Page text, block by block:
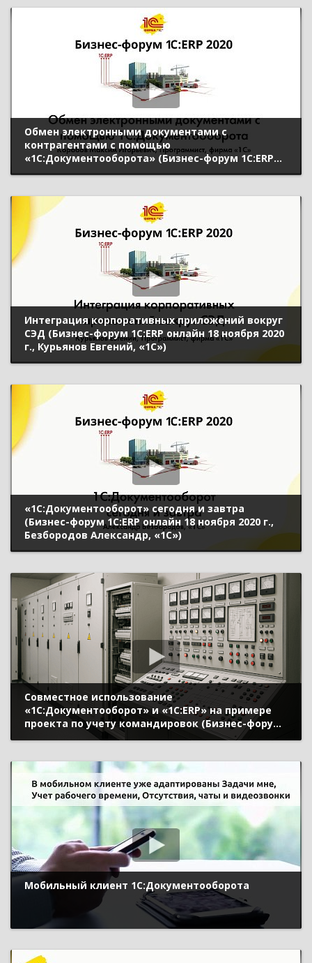
Обмен электронными документами с
контрагентами с помощью
«1С:Документооборота» (Бизнес-форум 1С:ERP
Интеграция корпоративных приложений вокруг
СЭД (Бизнес-форум 1С:ERP онлайн 18 ноября 2020
г., Курьянов Евгений, «1С»)
«1С:Документооборот» сегодня и завтра
(Бизнес-форум 1С:ERP онлайн 18 ноября 2020 г.,
Безбородов Александр, «1С»)
Совместное использование
«1С:Документооборот» и «1С:ERP» на примере
проекта по учету командировок (Бизнес-форум
1С:ERP онлайн 18 ноября 2020 г., Смирнов Сергей,
Мобильный клиент 1С:Документооборота